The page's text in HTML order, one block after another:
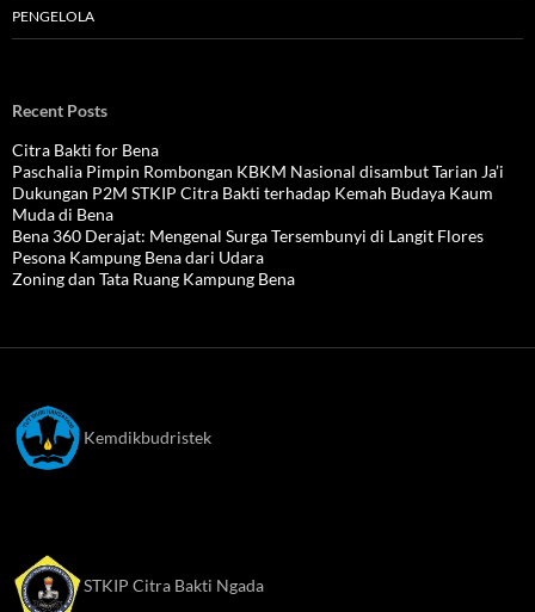
PENGELOLA
Recent Posts
Citra Bakti for Bena
Paschalia Pimpin Rombongan KBKM Nasional disambut Tarian Ja’i
Dukungan P2M STKIP Citra Bakti terhadap Kemah Budaya Kaum
Muda di Bena
Bena 360 Derajat: Mengenal Surga Tersembunyi di Langit Flores
Pesona Kampung Bena dari Udara
Zoning dan Tata Ruang Kampung Bena
Kemdikbudristek
STKIP Citra Bakti Ngada